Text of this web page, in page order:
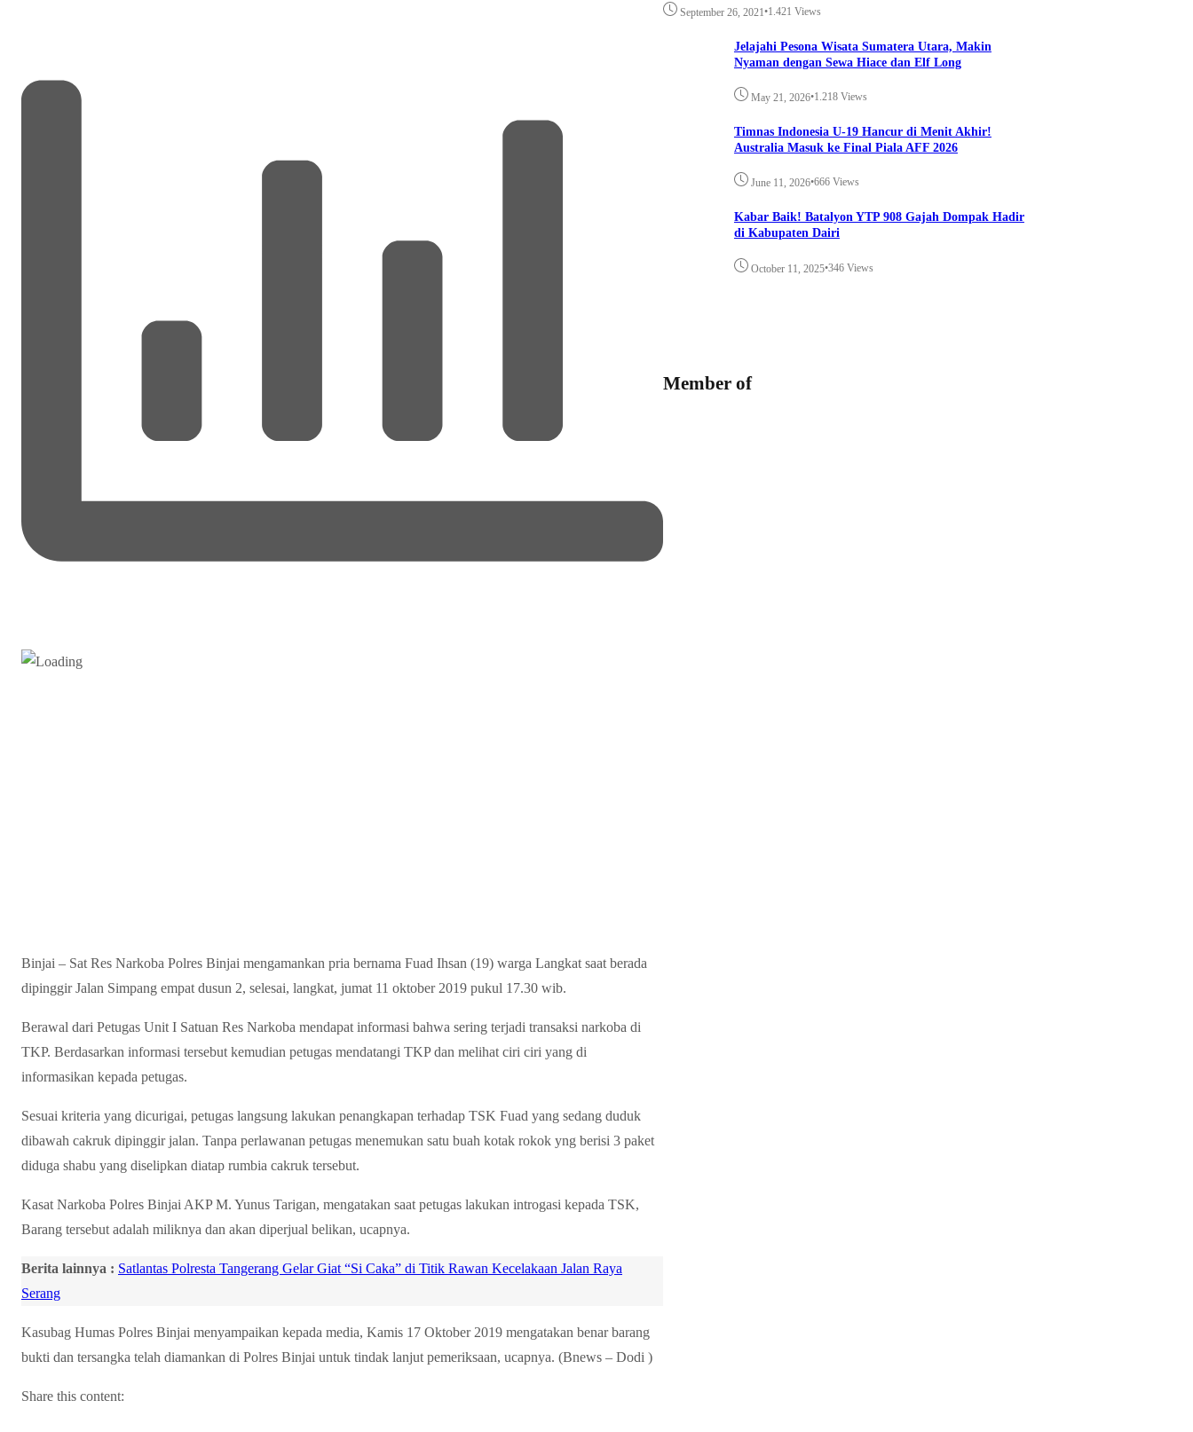
Binjai – Sat Res Narkoba Polres Binjai mengamankan pria bernama Fuad Ihsan (19) warga Langkat saat berada
dipinggir Jalan Simpang empat dusun 2, selesai, langkat, jumat 11 oktober 2019 pukul 17.30 wib.
Berawal dari Petugas Unit I Satuan Res Narkoba mendapat informasi bahwa sering terjadi transaksi narkoba di
TKP. Berdasarkan informasi tersebut kemudian petugas mendatangi TKP dan melihat ciri ciri yang di
informasikan kepada petugas.
Sesuai kriteria yang dicurigai, petugas langsung lakukan penangkapan terhadap TSK Fuad yang sedang duduk
dibawah cakruk dipinggir jalan. Tanpa perlawanan petugas menemukan satu buah kotak rokok yng berisi 3 paket
diduga shabu yang diselipkan diatap rumbia cakruk tersebut.
Kasat Narkoba Polres Binjai AKP M. Yunus Tarigan, mengatakan saat petugas lakukan introgasi kepada TSK,
Barang tersebut adalah miliknya dan akan diperjual belikan, ucapnya.
Berita lainnya : Satlantas Polresta Tangerang Gelar Giat “Si Caka” di Titik Rawan Kecelakaan Jalan Raya
Serang
Kasubag Humas Polres Binjai menyampaikan kepada media, Kamis 17 Oktober 2019 mengatakan benar barang
bukti dan tersangka telah diamankan di Polres Binjai untuk tindak lanjut pemeriksaan, ucapnya. (Bnews – Dodi )
Share this content:
September 26, 2021•1.421 Views
Jelajahi Pesona Wisata Sumatera Utara, Makin
Nyaman dengan Sewa Hiace dan Elf Long
May 21, 2026•1.218 Views
Timnas Indonesia U-19 Hancur di Menit Akhir!
Australia Masuk ke Final Piala AFF 2026
June 11, 2026•666 Views
Kabar Baik! Batalyon YTP 908 Gajah Dompak Hadir
di Kabupaten Dairi
October 11, 2025•346 Views
Member of